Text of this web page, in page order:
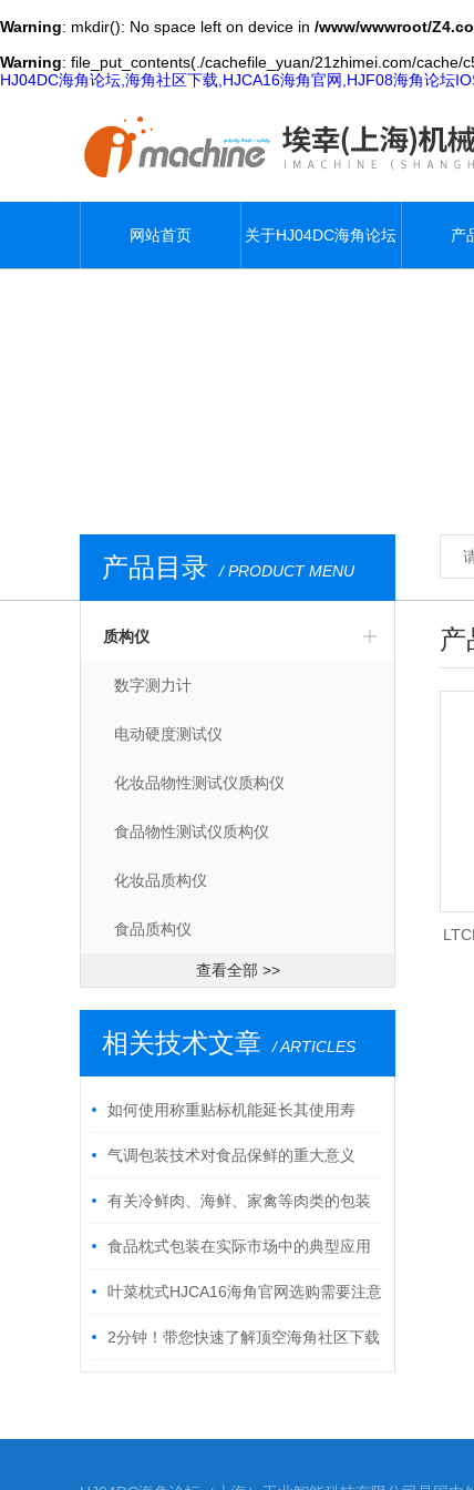
Warning: mkdir(): No space left on device in /www/wwwroot/
Warning: file_put_contents(./cachefile_yuan/21zhimei.com/
HJ04DC海角论坛,海角社区下载,HJCA16海角官网,HJF08海角论坛
网站首页 关于HJ04DC海角论坛 产
产品目录 / PRODUCT MENU
质构仪
数字测力计
电动硬度测试仪
化妆品物性测试仪质构仪
食品物性测试仪质构仪
化妆品质构仪
食品质构仪
查看全部 >>
相关技术文章 / ARTICLES
如何使用称重贴标机能延长其使用寿
命？气调包装技术对食品保鲜的重大意义
有关冷鲜肉、海鲜、家禽等肉类的包装
初涉者指南
食品枕式包装在实际市场中的典型应用
叶菜枕式HJCA16海角官网选购需要注意
哪几个要点？
2分钟！带您快速了解顶空海角社区下载
产